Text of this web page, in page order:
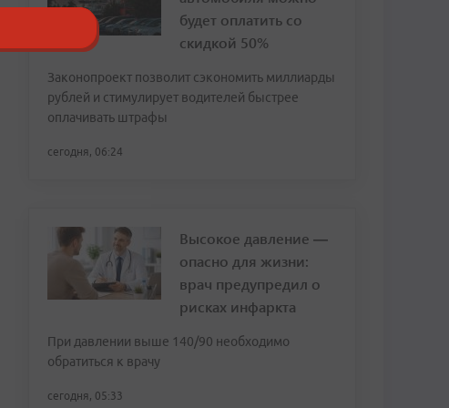
будет оплатить со
скидкой 50%
Законопроект позволит сэкономить миллиарды
рублей и стимулирует водителей быстрее
оплачивать штрафы
сегодня, 06:24
Высокое давление —
опасно для жизни:
врач предупредил о
рисках инфаркта
При давлении выше 140/90 необходимо
обратиться к врачу
сегодня, 05:33